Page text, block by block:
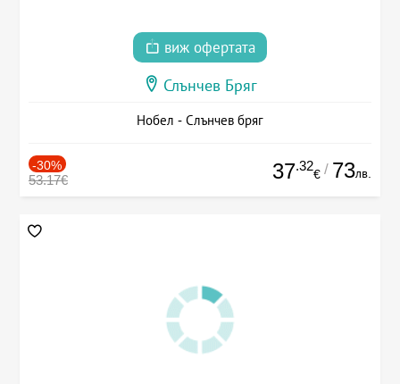
виж офертата
Слънчев Бряг
Нобел - Слънчев бряг
-30%
53.17€ 37.32
€ / 73лв.